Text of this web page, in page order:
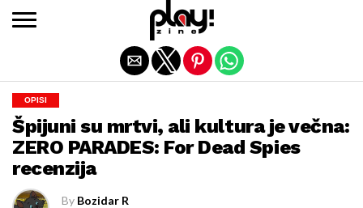
OPISI
Špijuni su mrtvi, ali kultura je večna:
ZERO PARADES: For Dead Spies
recenzija
By Bozidar R
Exit mobile version